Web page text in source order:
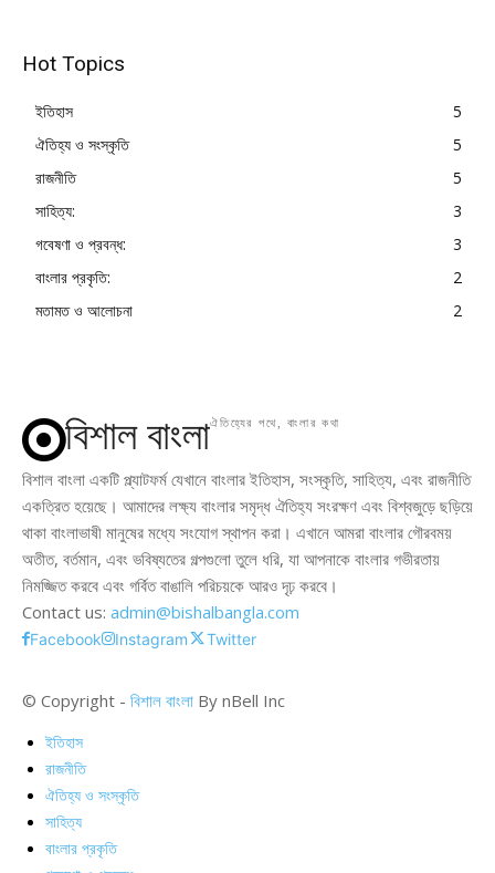
Hot Topics
ইতিহাস
5
ঐতিহ্য ও সংস্কৃতি
5
রাজনীতি
5
সাহিত্য:
3
গবেষণা ও প্রবন্ধ:
3
বাংলার প্রকৃতি:
2
মতামত ও আলোচনা
2
বিশাল বাংলাঐতিহ্যের পথে, বাংলার কথা
বিশাল বাংলা একটি প্ল্যাটফর্ম যেখানে বাংলার ইতিহাস, সংস্কৃতি, সাহিত্য, এবং রাজনীতি
একত্রিত হয়েছে। আমাদের লক্ষ্য বাংলার সমৃদ্ধ ঐতিহ্য সংরক্ষণ এবং বিশ্বজুড়ে ছড়িয়ে
থাকা বাংলাভাষী মানুষের মধ্যে সংযোগ স্থাপন করা। এখানে আমরা বাংলার গৌরবময়
অতীত, বর্তমান, এবং ভবিষ্যতের গল্পগুলো তুলে ধরি, যা আপনাকে বাংলার গভীরতায়
নিমজ্জিত করবে এবং গর্বিত বাঙালি পরিচয়কে আরও দৃঢ় করবে।
Contact us: admin@bishalbangla.com
Facebook Instagram Twitter
© Copyright - বিশাল বাংলা By nBell Inc
ইতিহাস
রাজনীতি
ঐতিহ্য ও সংস্কৃতি
সাহিত্য
বাংলার প্রকৃতি